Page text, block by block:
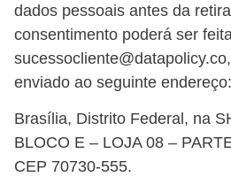
dados pessoais antes da
consentimento poderá ser
enviado ao seguinte endereço:
Brasília, Distrito Federal, na
BLOCO E – LOJA 08 –
CEP 70730-555.